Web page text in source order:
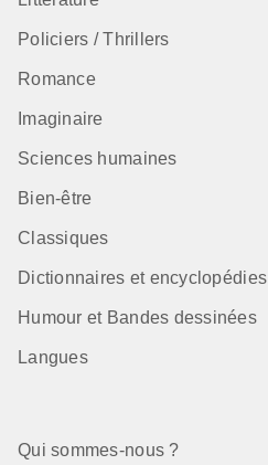
Policiers / Thrillers
Romance
Imaginaire
Sciences humaines
Bien-être
Classiques
Dictionnaires et encyclopédies
Humour et Bandes dessinées
Langues
Qui sommes-nous ?